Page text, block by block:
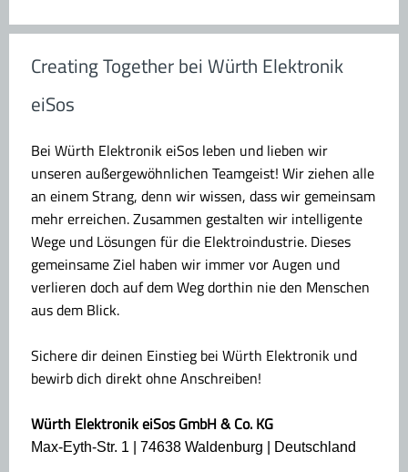
Creating Together bei Würth Elektronik
eiSos
Bei Würth Elektronik eiSos leben und lieben wir
unseren außergewöhnlichen Teamgeist! Wir ziehen alle
an einem Strang, denn wir wissen, dass wir gemeinsam
mehr erreichen. Zusammen gestalten wir intelligente
Wege und Lösungen für die Elektroindustrie. Dieses
gemeinsame Ziel haben wir immer vor Augen und
verlieren doch auf dem Weg dorthin nie den Menschen
aus dem Blick.
Sichere dir deinen Einstieg bei Würth Elektronik und
bewirb dich direkt ohne Anschreiben!
Würth Elektronik eiSos GmbH & Co. KG
Max-Eyth-Str. 1 | 74638 Waldenburg | Deutschland